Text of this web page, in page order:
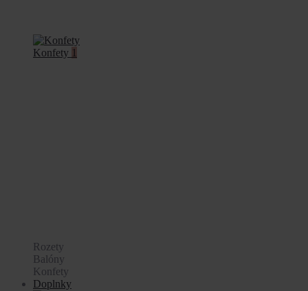
Konfety 1
Rozety
Balóny
Konfety
Doplnky